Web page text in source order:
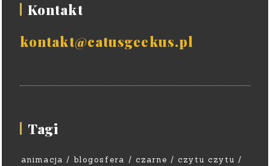
Kontakt
kontakt@catusgeekus.pl
Tagi
animacja blogosfera czarne
czytu czytu